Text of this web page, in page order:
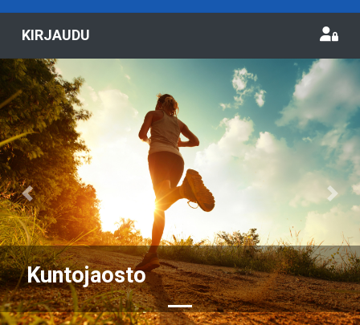
KIRJAUDU
Kuntojaosto
Previous